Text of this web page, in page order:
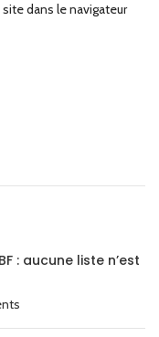
dans le navigateur
: aucune liste n’est